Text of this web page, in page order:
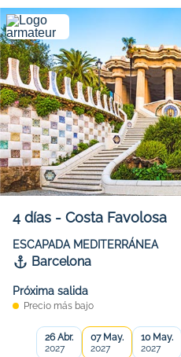
4 días - Costa Favolosa
ESCAPADA MEDITERRÁNEA
Barcelona
Próxima salida
Precio más bajo
26 Abr.
2027
07 May.
2027
10 May.
2027